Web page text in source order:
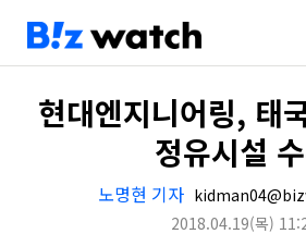
현대엔지니어링, 태
정유시설
노명현 기자
2018.04.19(목)